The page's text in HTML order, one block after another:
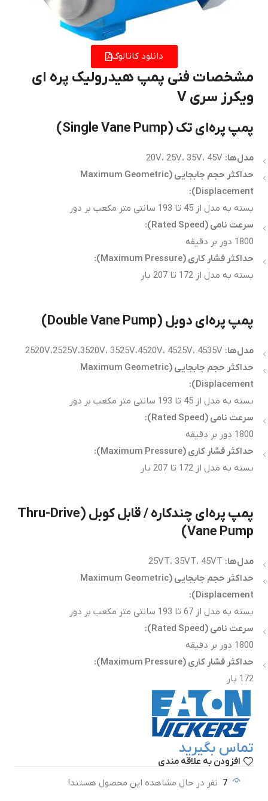
دانلود کاتالوگ
مشخصات فنی پمپ هیدرولیک پره ای
ویکرز سری V
پمپ پره‌ای تک (Single Vane Pump)
مدل‌ها:
حداکثر حجم جابجایی (Maximum Geometric
Displacement):
بسته به مدل از 45 تا 193 سانتی متر مکعب بر دور
سرعت نامی (Rated Speed):
1800 دور بر دقیقه
حداکثر فشار کاری (Maximum Pressure):
بسته به مدل از 172 تا 207 بار
پمپ پره‌ای دوبل (Double Vane Pump)
مدل‌ها:
حداکثر حجم جابجایی (Maximum Geometric
Displacement):
بسته به مدل از 45 تا 193 سانتی متر مکعب بر دور
سرعت نامی (Rated Speed):
1800 دور بر دقیقه
حداکثر فشار کاری (Maximum Pressure):
بسته به مدل از 172 تا 207 بار
پمپ پره‌ای چندکاره / قابل کوبل (Thru-Drive
Vane Pump)
مدل‌ها:
حداکثر حجم جابجایی (Maximum Geometric
Displacement):
بسته به مدل از 67 تا 193 سانتی متر مکعب بر دور
سرعت نامی (Rated Speed):
1800 دور بر دقیقه
حداکثر فشار کاری (Maximum Pressure):
172 بار
تماس بگیرید
افزودن به علاقه مندی
7 نفر در حال مشاهده این محصول هستند!